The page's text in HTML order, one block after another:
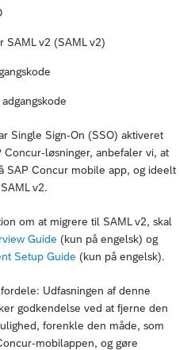
SAML v2 (SAML v2)
Single Sign-On (SSO) aktiveret
Concur-løsninger, anbefaler vi, at
SAP Concur mobile app, og ideelt
v2.
om at migrere til SAML v2, skal
Guide (kun på engelsk) og
Setup Guide (kun på engelsk).
Udfasningen af denne
godkendelse ved at fjerne den
forenkle den måde, som
mobilappen, og gøre